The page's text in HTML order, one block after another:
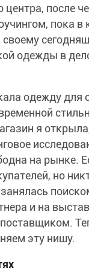
центра, после
пока в
своему
одежды в
одежду для
я
на рынке.
но
и на
эту нишу.